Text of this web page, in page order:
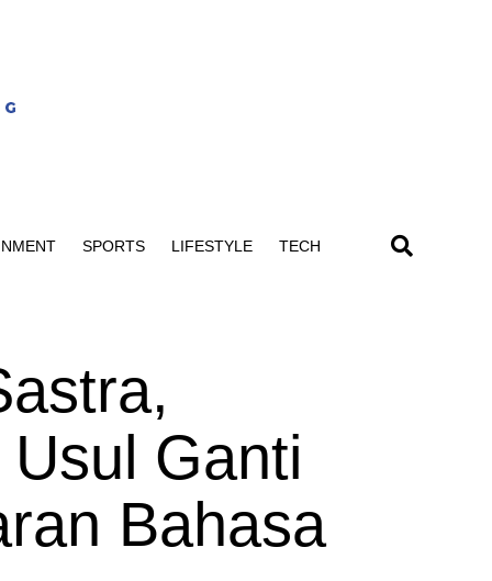
SPORTS LIFESTYLE TECH
Ganti
Bahasa